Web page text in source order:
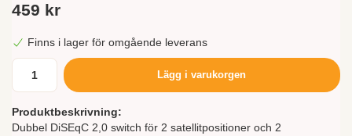
459 kr
Finns i lager för omgående leverans
Lägg i varukorgen
Produktbeskrivning:
Dubbel DiSEqC 2,0 switch för 2 satellitpositioner och 2